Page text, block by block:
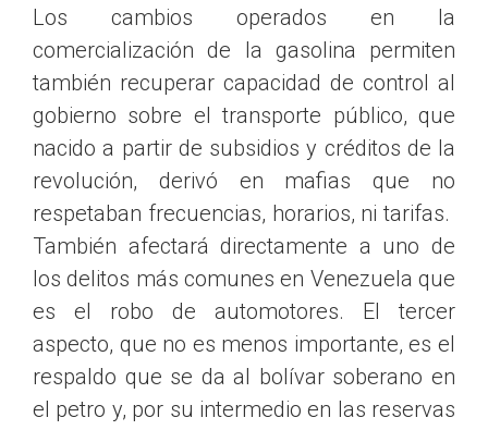
Los cambios operados en la
comercialización de la gasolina permiten
también recuperar capacidad de control al
gobierno sobre el transporte público, que
nacido a partir de subsidios y créditos de la
revolución, derivó en mafias que no
respetaban frecuencias, horarios, ni tarifas.
También afectará directamente a uno de
los delitos más comunes en Venezuela que
es el robo de automotores. El tercer
aspecto, que no es menos importante, es el
respaldo que se da al bolívar soberano en
el petro y, por su intermedio en las reservas